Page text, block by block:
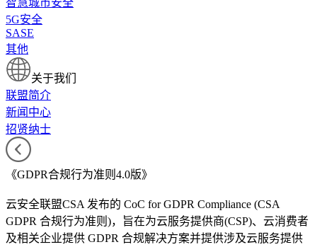
智慧城市安全
5G安全
SASE
其他
关于我们
联盟简介
新闻中心
招贤纳士
《GDPR合规行为准则4.0版》
云安全联盟CSA 发布的 CoC for GDPR Compliance (CSA
GDPR 合规行为准则)，旨在为云服务提供商(CSP)、云消费者
及相关企业提供 GDPR 合规解决方案并提供涉及云服务提供